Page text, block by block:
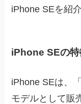
iPhone SEを紹
iPhone SEの
iPhone SEは、
モデルとして販